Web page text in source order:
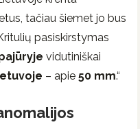
tačiau šiemet jo bus
pasiskirstymas
vidutiniškai
– apie 50 mm.“